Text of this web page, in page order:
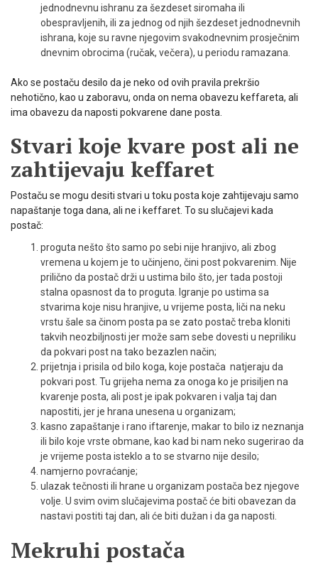
jednodnevnu ishranu za šezdeset siromaha ili
obespravljenih, ili za jednog od njih šezdeset jednodnevnih
ishrana, koje su ravne njegovim svakodnevnim prosječnim
dnevnim obrocima (ručak, večera), u periodu ramazana.
Ako se postaču desilo da je neko od ovih pravila prekršio
nehotično, kao u zaboravu, onda on nema obavezu keffareta, ali
ima obavezu da naposti pokvarene dane posta.
Stvari koje kvare post ali ne
zahtijevaju keffaret
Postaču se mogu desiti stvari u toku posta koje zahtijevaju samo
napaštanje toga dana, ali ne i keffaret. To su slučajevi kada
postač:
proguta nešto što samo po sebi nije hranjivo, ali zbog
vremena u kojem je to učinjeno, čini post pokvarenim. Nije
prilično da postač drži u ustima bilo što, jer tada postoji
stalna opasnost da to proguta. Igranje po ustima sa
stvarima koje nisu hranjive, u vrijeme posta, liči na neku
vrstu šale sa činom posta pa se zato postač treba kloniti
takvih neozbiljnosti jer može sam sebe dovesti u nepriliku
da pokvari post na tako bezazlen način;
prijetnja i prisila od bilo koga, koje postača natjeraju da
pokvari post. Tu grijeha nema za onoga ko je prisiljen na
kvarenje posta, ali post je ipak pokvaren i valja taj dan
napostiti, jer je hrana unesena u organizam;
kasno zapaštanje i rano iftarenje, makar to bilo iz neznanja
ili bilo koje vrste obmane, kao kad bi nam neko sugerirao da
je vrijeme posta isteklo a to se stvarno nije desilo;
namjerno povraćanje;
ulazak tečnosti ili hrane u organizam postača bez njegove
volje. U svim ovim slučajevima postač će biti obavezan da
nastavi postiti taj dan, ali će biti dužan i da ga naposti.
Mekruhi postača